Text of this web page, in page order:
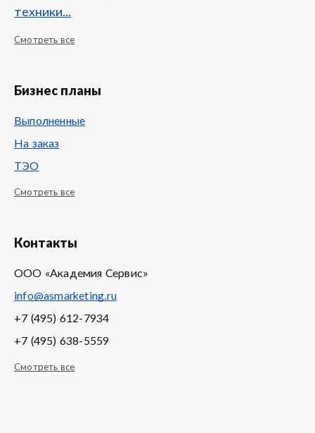
техники...
Смотреть все
Бизнес планы
Выполненные
На заказ
ТЭО
Смотреть все
Контакты
ООО «Академия Сервис»
info@asmarketing.ru
+7 (495) 612-7934
+7 (495) 638-5559
Смотреть все